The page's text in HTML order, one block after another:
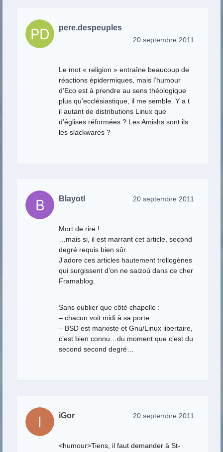
pere.despeuples
20 septembre 2011
Le mot « religion » entraîne beaucoup de
réactions épidermiques, mais l’humour
d’Eco est à prendre au sens théologique
plus qu’ecclésiastique, il me semble. Y a t
il autant de distributions Linux que
d’églises réformées ? Les Amishs sont ils
les slackwares ?
Blayotl 20 septembre 2011
Mort de rire !
…mais si, il est marrant cet article, second
degré requis bien sûr.
J’adore ces articles hautement trollogènes
qui surgissent d’on ne saizoù dans ce cher
Framablog.
Sans oublier que côté chapelle :
– chacun voit midi à sa porte
– BSD est marxiste et Gnu/Linux libertaire,
c’est bien connu…du moment que c’est du
second second degré…
iGor 20 septembre 2011
<humour>Tiens, il faut demander à St-